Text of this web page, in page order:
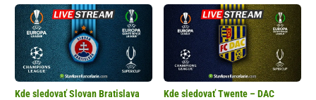
Kde sledovať Slovan Bratislava
Kde sledovať Twente – DAC